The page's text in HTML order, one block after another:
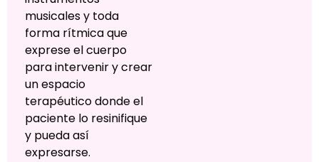
musicales y toda
forma rítmica que
exprese el cuerpo
para intervenir y crear
un espacio
terapéutico donde el
paciente lo resinifique
y pueda así
expresarse.